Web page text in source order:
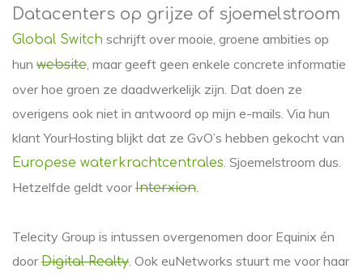
Datacenters op grijze of sjoemelstroom
Global Switch schrijft over mooie, groene ambities op
hun website, maar geeft geen enkele concrete informatie
over hoe groen ze daadwerkelijk zijn. Dat doen ze
overigens ook niet in antwoord op mijn e-mails. Via hun
klant YourHosting blijkt dat ze GvO’s hebben gekocht van
Europese waterkrachtcentrales. Sjoemelstroom dus.
Hetzelfde geldt voorInterxion.
Telecity Group is intussen overgenomen door Equinix én
doorDigital Realty. Ook euNetworks stuurt me voor haar